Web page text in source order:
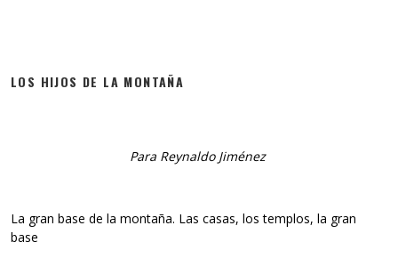
LOS HIJOS DE LA MONTAÑA
Para Reynaldo Jiménez
La gran base de la montaña. Las casas, los templos, la gran
base